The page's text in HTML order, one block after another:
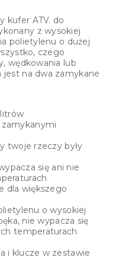
kufer ATV. do
z wysokiej
polietylenu o dużej
czego
wędkowania lub
jest na dwa zamykane
twoje rzeczy były
się ani nie
dla większego
o wysokiej
nie wypacza się
temperaturach
i klucze w zestawie